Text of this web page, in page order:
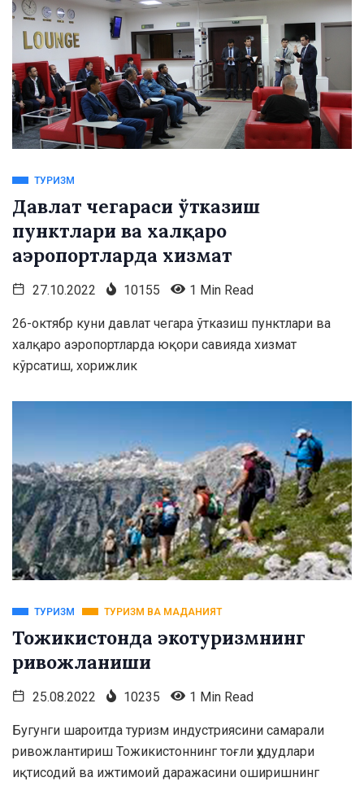
ТУРИЗМ
Давлат чегараси ўтказиш
пунктлари ва халқаро
аэропортларда хизмат
27.10.2022 10155 1 Min Read
26-октябр куни давлат чегара ўтказиш пунктлари ва
халқаро аэропортларда юқори савияда хизмат
кўрсатиш, хорижлик
ТУРИЗМ ТУРИЗМ ВА МАДАНИЯТ
Тожикистонда экотуризмнинг
ривожланиши
25.08.2022 10235 1 Min Read
Бугунги шароитда туризм индустриясини самарали
ривожлантириш Тожикистоннинг тоғли ҳудудлари
иқтисодий ва ижтимоий даражасини оширишнинг